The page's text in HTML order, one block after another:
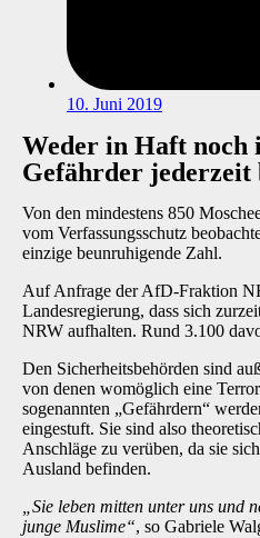
10. Juni 2019
Weder in Haft noch
Gefährder
Von den mindestens 850
vom Verfassungsschutz
einzige beunruhigende Zahl.
Auf Anfrage der AfD-Fraktion
Landesregierung, dass sich
NRW aufhalten. Rund 3.100
Den Sicherheitsbehörden sind
von denen womöglich eine
sogenannten „Gefährdern“
eingestuft. Sie sind also
Anschläge zu verüben, da sie
Ausland befinden.
„Sie leben mitten unter uns und
junge Muslime“, so Gabriele